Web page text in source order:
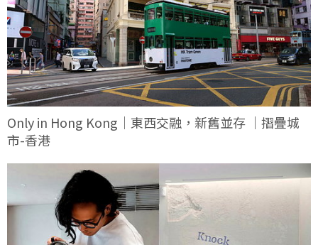
Only in Hong Kong｜東西交融，新舊並存 ｜摺疊城
市-香港